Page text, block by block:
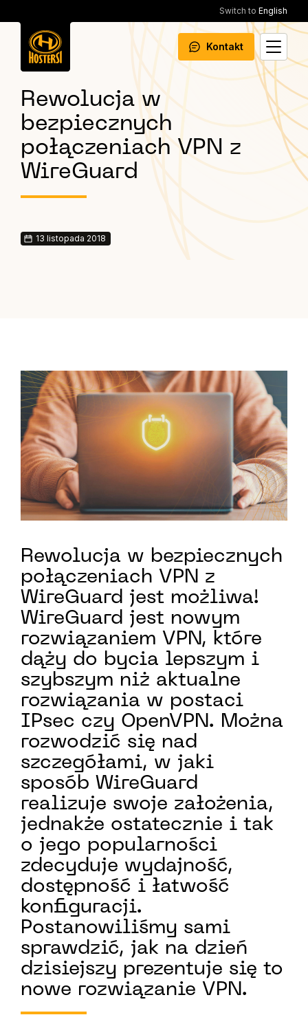
Switch to English
Kontakt
Rewolucja w
bezpiecznych
połączeniach VPN z
WireGuard
13 listopada 2018
Rewolucja w bezpiecznych
połączeniach VPN z
WireGuard jest możliwa!
WireGuard jest nowym
rozwiązaniem VPN, które
dąży do bycia lepszym i
szybszym niż aktualne
rozwiązania w postaci
IPsec czy OpenVPN. Można
rozwodzić się nad
szczegółami, w jaki
sposób WireGuard
realizuje swoje założenia,
jednakże ostatecznie i tak
o jego popularności
zdecyduje wydajność,
dostępność i łatwość
konfiguracji.
Postanowiliśmy sami
sprawdzić, jak na dzień
dzisiejszy prezentuje się to
nowe rozwiązanie VPN.